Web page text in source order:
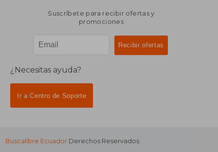
Suscríbete para recibir ofertas y
promociones
¿Necesitas ayuda?
Ir a Centro de Soporte
Buscalibre Ecuador Derechos Reservados.